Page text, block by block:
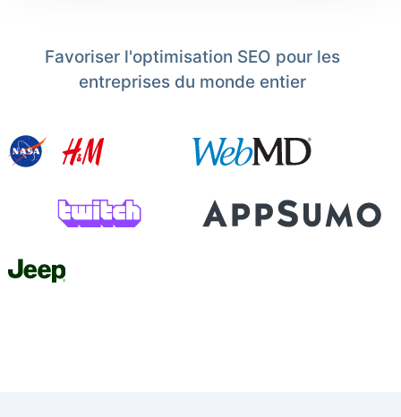
Favoriser l'optimisation SEO pour les
entreprises du monde entier